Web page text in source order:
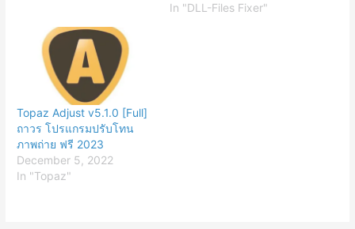
In "DLL-Files Fixer"
Topaz Adjust v5.1.0 [Full]
ถาวร โปรแกรมปรับโทน
ภาพถ่าย ฟรี 2023
December 5, 2022
In "Topaz"